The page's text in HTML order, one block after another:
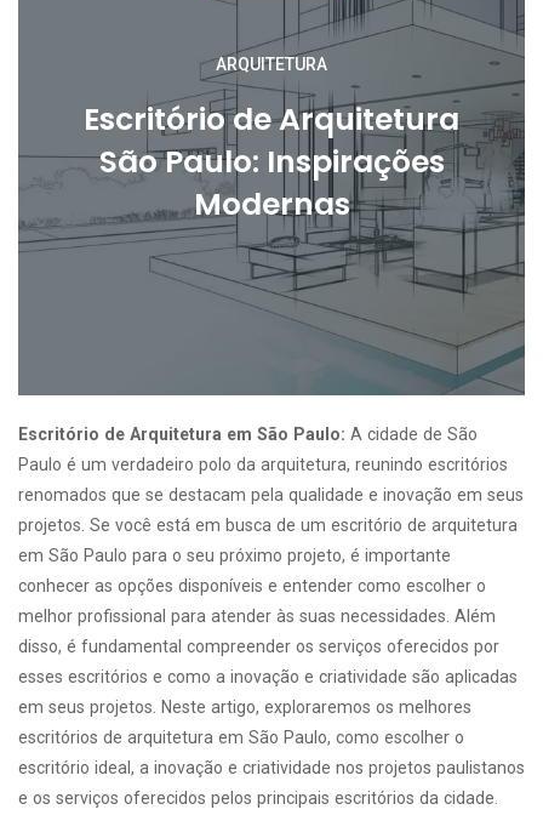
ARQUITETURA
Escritório de Arquitetura
São Paulo: Inspirações
Modernas
Escritório de Arquitetura em São Paulo: A cidade de São
Paulo é um verdadeiro polo da arquitetura, reunindo escritórios
renomados que se destacam pela qualidade e inovação em seus
projetos. Se você está em busca de um escritório de arquitetura
em São Paulo para o seu próximo projeto, é importante
conhecer as opções disponíveis e entender como escolher o
melhor profissional para atender às suas necessidades. Além
disso, é fundamental compreender os serviços oferecidos por
esses escritórios e como a inovação e criatividade são aplicadas
em seus projetos. Neste artigo, exploraremos os melhores
escritórios de arquitetura em São Paulo, como escolher o
escritório ideal, a inovação e criatividade nos projetos paulistanos
e os serviços oferecidos pelos principais escritórios da cidade.